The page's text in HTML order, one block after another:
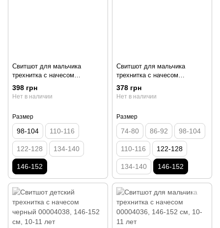
Свитшот для мальчика
трехнитка с начесом
00004045, 146-152 см, 10-11
лет
398 грн
Нет в наличии
Размер
98-104 110-116
122-128 134-140
146-152
Свитшот для мальчика
трехнитка с начесом
00004039, 146-152 см, 10-11
лет
378 грн
Нет в наличии
Размер
74-80 86-92 98-104
110-116 122-128
134-140 146-152